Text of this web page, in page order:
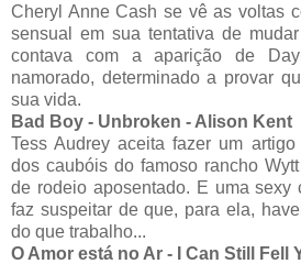
Cheryl Anne Cash se vê as voltas
sensual em sua tentativa de
contava com a aparição de
namorado, determinado a provar
sua vida.
Bad Boy - Unbroken - Alison Kent
Tess Audrey aceita fazer um
dos caubóis do famoso rancho
de rodeio aposentado. E uma sexy
faz suspeitar de que, para ela,
do que trabalho...
O Amor está no Ar - I Can Still Fell